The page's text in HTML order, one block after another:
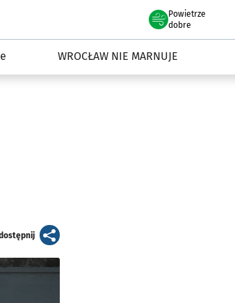
Powietrze
we Wrocławiu
dobre
WROCŁAW NIE MARNUJE
artykuł